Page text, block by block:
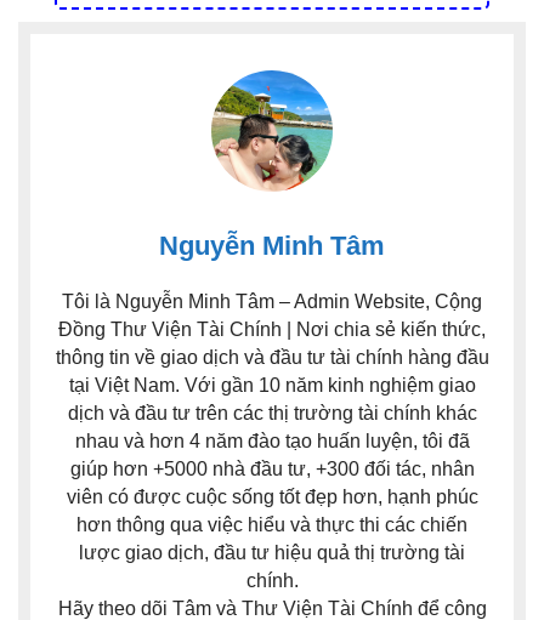
Nguyễn Minh Tâm
Tôi là Nguyễn Minh Tâm – Admin Website, Cộng
Đồng Thư Viện Tài Chính | Nơi chia sẻ kiến thức,
thông tin về giao dịch và đầu tư tài chính hàng đầu
tại Việt Nam. Với gần 10 năm kinh nghiệm giao
dịch và đầu tư trên các thị trường tài chính khác
nhau và hơn 4 năm đào tạo huấn luyện, tôi đã
giúp hơn +5000 nhà đầu tư, +300 đối tác, nhân
viên có được cuộc sống tốt đẹp hơn, hạnh phúc
hơn thông qua việc hiểu và thực thi các chiến
lược giao dịch, đầu tư hiệu quả thị trường tài
chính.
Hãy theo dõi Tâm và Thư Viện Tài Chính để công